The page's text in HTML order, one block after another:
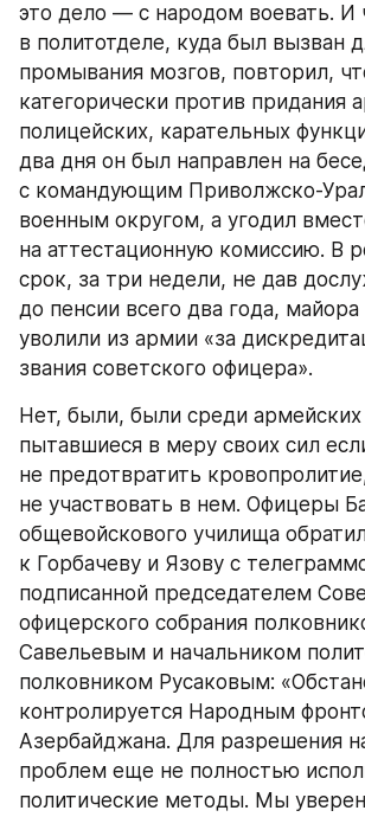
это дело — с народом воевать. И
в политотделе, куда был вызван
промывания мозгов, повторил,
категорически против придания
полицейских, карательных
два дня он был направлен на
с командующим Приволжско-
военным округом, а угодил
на аттестационную комиссию. В
срок, за три недели, не дав
до пенсии всего два года,
уволили из армии «за
звания советского офицера».
Нет, были, были среди
пытавшиеся в меру своих сил
не предотвратить
не участвовать в нем. Офицеры
общевойскового училища
к Горбачеву и Язову с
подписанной председателем
офицерского собрания
Савельевым и начальником
полковником Русаковым:
контролируется Народным
Азербайджана. Для разрешения
проблем еще не полностью
политические методы. Мы